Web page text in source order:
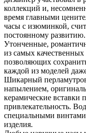
коллекций и,
время главными
часы с изюминкой,
постоянному развитию.
Утонченные,
из самых
позволяющих
каждой из моделей
Шикарный
напылением,
керамические вставки
привлекательность.
специальными
изделия.